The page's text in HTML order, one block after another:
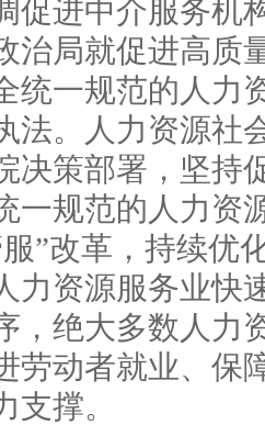
促进中介服务机
治局就促进高质
统一规范的人力
法。人力资源社
决策部署，坚持
一规范的人力资
”改革，持续优
力资源服务业快
，绝大多数人力
劳动者就业、保
支撑。